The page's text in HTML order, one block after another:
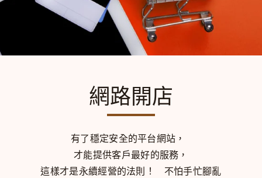
網路開店
有了穩定安全的平台網站，
才能提供客戶最好的服務，
這樣才是永續經營的法則！
不怕手忙腳亂